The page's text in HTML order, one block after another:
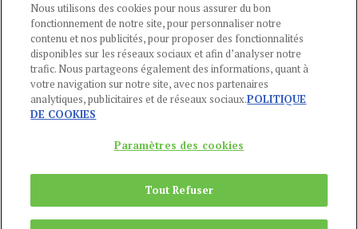
CGU-POLITIQUE DE CONFIDENTIALITÉ -POLITIQUE DES COOKIES
MENTIONS LÉGALES -AIDE
CONTACT
01 44 59 91 11
Du Lundi au Vendredi, 9h-13h et 14h-17h
Copyright © 2024Publications Agora
Nous utilisons des cookies pour nous assurer du bon
fonctionnement de notre site, pour personnaliser notre
contenu et nos publicités, pour proposer des fonctionnalités
disponibles sur les réseaux sociaux et afin d’analyser notre
trafic. Nous partageons également des informations, quant à
votre navigation sur notre site, avec nos partenaires
analytiques, publicitaires et de réseaux sociaux.POLITIQUE
DE COOKIES
Paramètres des cookies
Tout Refuser